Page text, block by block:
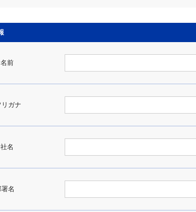
前
リガナ
名
署名